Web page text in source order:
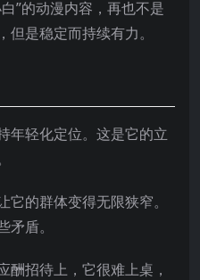
”的动漫内容，再也不是
是稳定而持续有力。
年轻化定位。这是它的立
的群体变得无限狭窄。
盾。
酬招待上，它很难上桌，